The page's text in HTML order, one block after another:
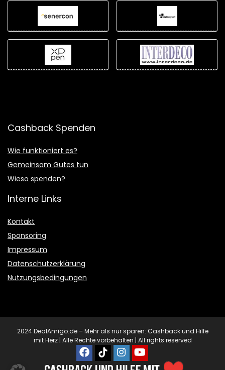
Cashback Spenden
Wie funktioniert es?
Gemeinsam Gutes tun
Wieso spenden?
Interne Links
Kontakt
Sponsoring
Impressum
Datenschutzerklärung
Nutzungsbedingungen
2024 DealAmigo.de – Mehr als nur sparen: Cashback und Hilfe
mit Herz | Alle Rechte vorbehalten | All rights reserved